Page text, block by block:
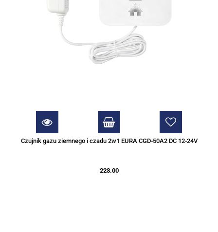
Czujnik gazu ziemnego i czadu 2w1 EURA CGD-50A2 DC 12-24V
223.00